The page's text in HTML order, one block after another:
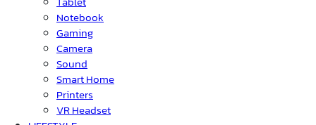
Notebook
Gaming
Camera
Sound
Smart Home
Printers
VR Headset